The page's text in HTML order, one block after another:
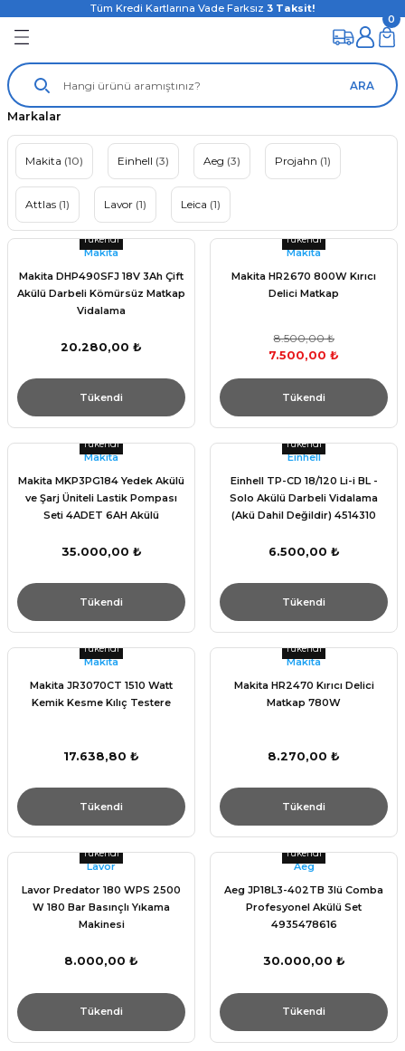
Tüm Kredi Kartlarına Vade Farksız 3 Taksit!
ARA
0
Markalar
Makita (10) Einhell (3) Aeg (3) Projahn (1)
Attlas (1) Lavor (1) Leica (1)
Tükendi
Makita
Makita DHP490SFJ 18V 3Ah Çift
Akülü Darbeli Kömürsüz Matkap
Vidalama
20.280,00 ₺
Tükendi
Tükendi
Makita
Makita HR2670 800W Kırıcı
Delici Matkap
8.500,00 ₺
7.500,00 ₺
Tükendi
Tükendi
Makita
Makita MKP3PG184 Yedek Akülü
ve Şarj Üniteli Lastik Pompası
Seti 4ADET 6AH Akülü
35.000,00 ₺
Tükendi
Tükendi
Einhell
Einhell TP-CD 18/120 Li-i BL -
Solo Akülü Darbeli Vidalama
(Akü Dahil Değildir) 4514310
6.500,00 ₺
Tükendi
Tükendi
Makita
Makita JR3070CT 1510 Watt
Kemik Kesme Kılıç Testere
17.638,80 ₺
Tükendi
Tükendi
Makita
Makita HR2470 Kırıcı Delici
Matkap 780W
8.270,00 ₺
Tükendi
Tükendi
Lavor
Lavor Predator 180 WPS 2500
W 180 Bar Basınçlı Yıkama
Makinesi
8.000,00 ₺
Tükendi
Tükendi
Aeg
Aeg JP18L3-402TB 3lü Comba
Profesyonel Akülü Set
4935478616
30.000,00 ₺
Tükendi